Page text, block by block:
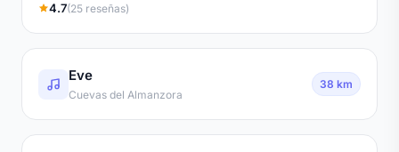
4.7(25 reseñas)
Eve
Cuevas del Almanzora
38 km